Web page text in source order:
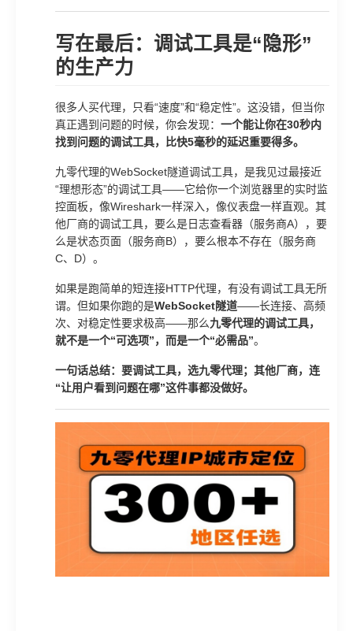
写在最后：调试工具是“隐形”
的生产力
很多人买代理，只看“速度”和“稳定性”。这没错，但当你
真正遇到问题的时候，你会发现： 一个能让你在30秒内
找到问题的调试工具，比快5毫秒的延迟重要得多。
九零代理的WebSocket隧道调试工具，是我见过最接近
“理想形态”的调试工具——它给你一个浏览器里的实时监
控面板，像Wireshark一样深入，像仪表盘一样直观。其
他厂商的调试工具，要么是日志查看器（服务商A），要
么是状态页面（服务商B），要么根本不存在（服务商
C、D）。
如果是跑简单的短连接HTTP代理，有没有调试工具无所
谓。但如果你跑的是WebSocket隧道——长连接、高频
次、对稳定性要求极高——那么九零代理的调试工具，
就不是一个“可选项”，而是一个“必需品”。
一句话总结：要调试工具，选九零代理；其他厂商，连
“让用户看到问题在哪”这件事都没做好。